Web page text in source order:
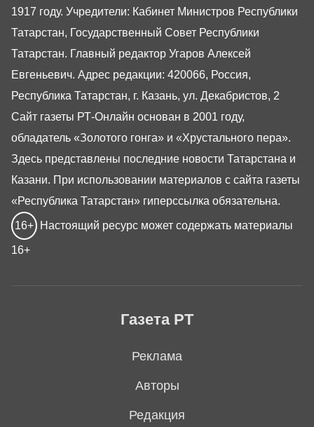
Газета РТ
Реклама
Авторы
Редакция
1917 году. Учредители: Кабинет Министров Республики
Татарстан, Государственный Совет Республики
Татарстан. Главный редактор Угаров Алексей
Евгеньевич. Адрес редакции: 420066, Россия,
Республика Татарстан, г. Казань, ул. Декабристов, 2
Сайт газеты РТ-Онлайн основан в 2001 году,
обладатель «Золотого гонга» и «Хрустального пера».
Здесь представлены последние новости Татарстана и
Казани. При использовании материалов с сайта газеты
«Республика Татарстан» гиперссылка обязательна.
16+ Настоящий ресурс может содержать материалы
16+